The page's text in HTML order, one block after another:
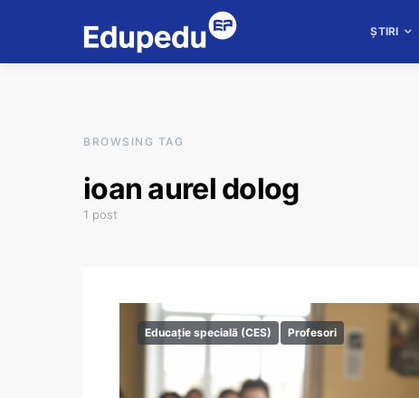
ȘTIRI
BROWSING TAG
ioan aurel dolog
1 post
Educație specială (CES) Profesori